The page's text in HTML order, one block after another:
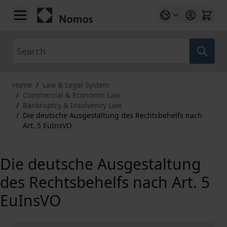
Skip to Content
Home / Law & Legal System
/ Commercial & Economic Law
/ Bankruptcy & Insolvency Law
/ Die deutsche Ausgestaltung des Rechtsbehelfs nach
Art. 5 EuInsVO
Die deutsche Ausgestaltung
des Rechtsbehelfs nach Art. 5
EuInsVO